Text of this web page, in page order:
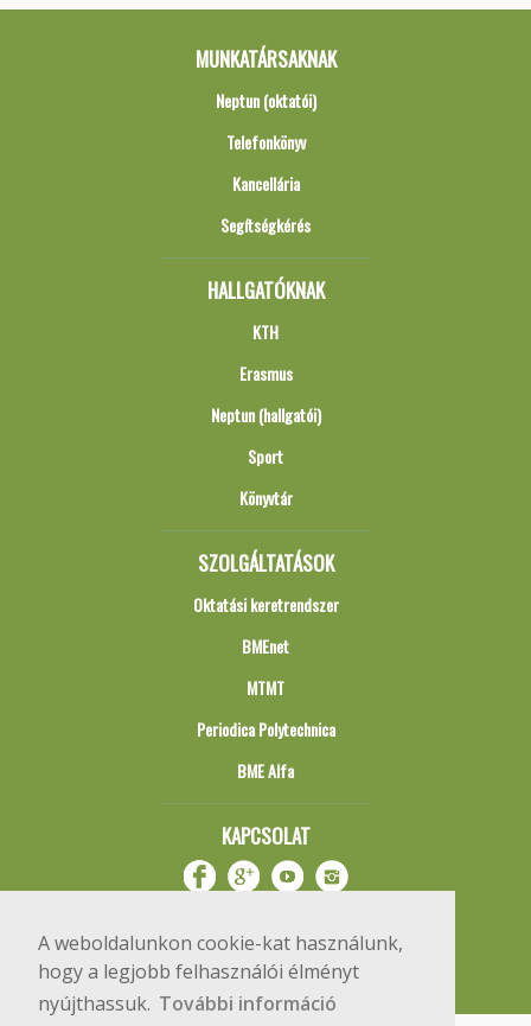
A weboldalunkon cookie-kat használunk,
hogy a legjobb felhasználói élményt
nyújthassuk. További információ
MUNKATÁRSAKNAK
Neptun (oktatói)
Telefonkönyv
Kancellária
Segítségkérés
HALLGATÓKNAK
KTH
Erasmus
Neptun (hallgatói)
Sport
Könyvtár
SZOLGÁLTATÁSOK
Oktatási keretrendszer
BMEnet
MTMT
Periodica Polytechnica
BME Alfa
KAPCSOLAT